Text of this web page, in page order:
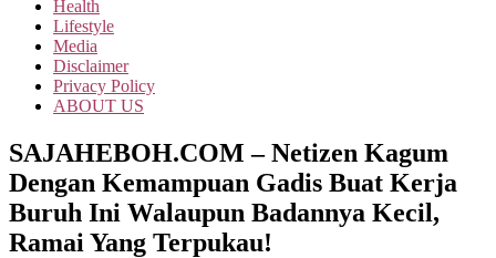
Health
Lifestyle
Media
Disclaimer
Privacy Policy
ABOUT US
SAJAHEBOH.COM – Netizen Kagum
Dengan Kemampuan Gadis Buat Kerja
Buruh Ini Walaupun Badannya Kecil,
Ramai Yang Terpukau!